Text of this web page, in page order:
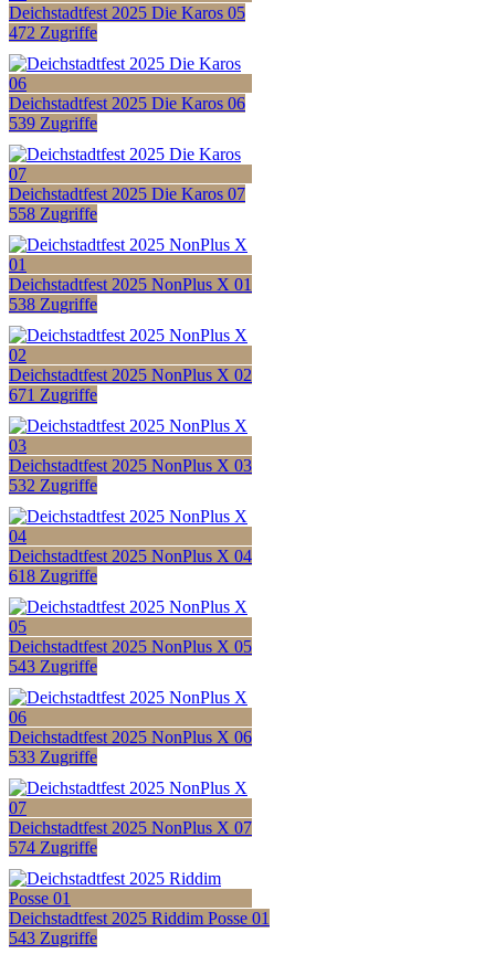
Deichstadtfest 2025 Die Karos 05
472 Zugriffe
Deichstadtfest 2025 Die Karos 06
539 Zugriffe
Deichstadtfest 2025 Die Karos 07
558 Zugriffe
Deichstadtfest 2025 NonPlus X 01
538 Zugriffe
Deichstadtfest 2025 NonPlus X 02
671 Zugriffe
Deichstadtfest 2025 NonPlus X 03
532 Zugriffe
Deichstadtfest 2025 NonPlus X 04
618 Zugriffe
Deichstadtfest 2025 NonPlus X 05
543 Zugriffe
Deichstadtfest 2025 NonPlus X 06
533 Zugriffe
Deichstadtfest 2025 NonPlus X 07
574 Zugriffe
Deichstadtfest 2025 Riddim Posse 01
543 Zugriffe